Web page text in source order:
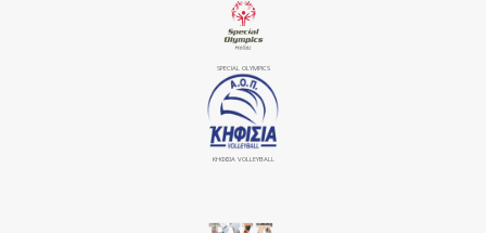
SPECIAL OLYMPICS
ΚΗΦΙΣΙΆ VOLLEYBALL